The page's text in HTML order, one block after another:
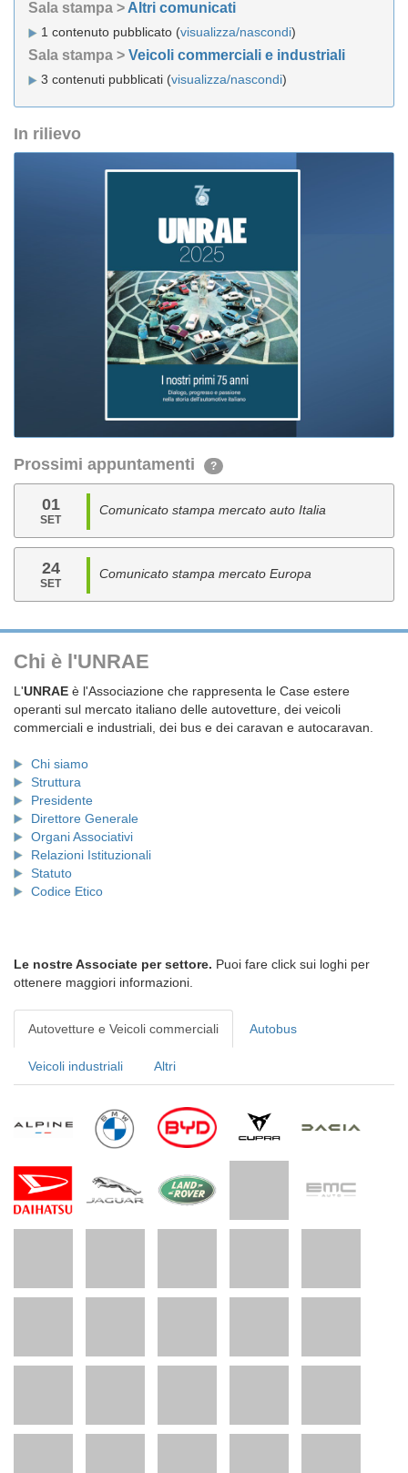
Sala stampa > Altri comunicati
1 contenuto pubblicato (visualizza/nascondi)
Sala stampa > Veicoli commerciali e industriali
3 contenuti pubblicati (visualizza/nascondi)
In rilievo
Prossimi appuntamenti ?
01
SET
Comunicato stampa mercato auto Italia
24
SET
Comunicato stampa mercato Europa
Chi è l'UNRAE
L'UNRAE è l'Associazione che rappresenta le Case estere
operanti sul mercato italiano delle autovetture, dei veicoli
commerciali e industriali, dei bus e dei caravan e autocaravan.
Chi siamo
Struttura
Presidente
Direttore Generale
Organi Associativi
Relazioni Istituzionali
Statuto
Codice Etico
Le nostre Associate per settore. Puoi fare click sui loghi per
ottenere maggiori informazioni.
Autovetture e Veicoli commerciali Autobus
Veicoli industriali Altri